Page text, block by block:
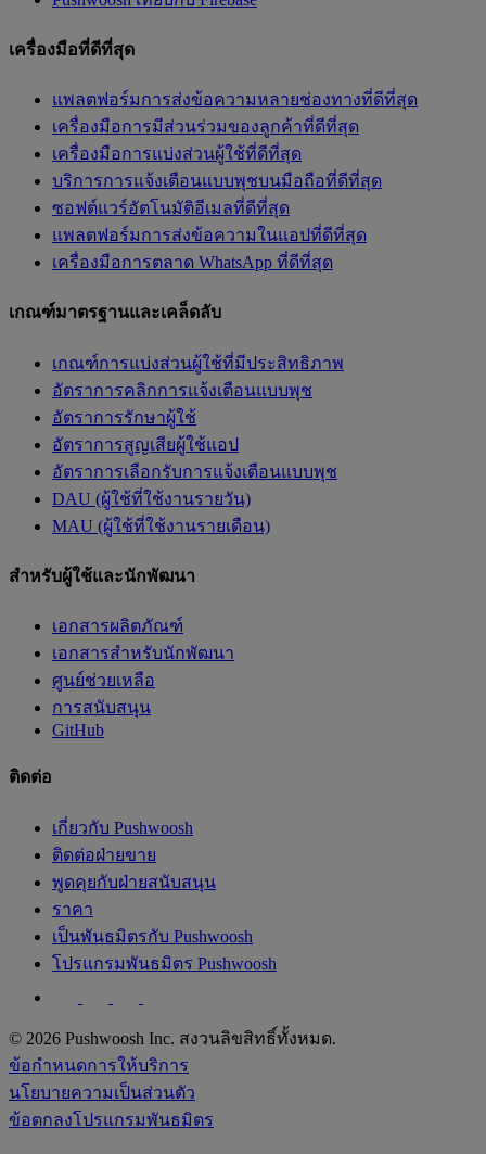
เครื่องมือที่ดีที่สุด
แพลตฟอร์มการส่งข้อความหลายช่องทางที่ดีที่สุด
เครื่องมือการมีส่วนร่วมของลูกค้าที่ดีที่สุด
เครื่องมือการแบ่งส่วนผู้ใช้ที่ดีที่สุด
บริการการแจ้งเตือนแบบพุชบนมือถือที่ดีที่สุด
ซอฟต์แวร์อัตโนมัติอีเมลที่ดีที่สุด
แพลตฟอร์มการส่งข้อความในแอปที่ดีที่สุด
เครื่องมือการตลาด WhatsApp ที่ดีที่สุด
เกณฑ์มาตรฐานและเคล็ดลับ
เกณฑ์การแบ่งส่วนผู้ใช้ที่มีประสิทธิภาพ
อัตราการคลิกการแจ้งเตือนแบบพุช
อัตราการรักษาผู้ใช้
อัตราการสูญเสียผู้ใช้แอป
อัตราการเลือกรับการแจ้งเตือนแบบพุช
DAU (ผู้ใช้ที่ใช้งานรายวัน)
MAU (ผู้ใช้ที่ใช้งานรายเดือน)
สำหรับผู้ใช้และนักพัฒนา
เอกสารผลิตภัณฑ์
เอกสารสำหรับนักพัฒนา
ศูนย์ช่วยเหลือ
การสนับสนุน
GitHub
ติดต่อ
เกี่ยวกับ Pushwoosh
ติดต่อฝ่ายขาย
พูดคุยกับฝ่ายสนับสนุน
ราคา
เป็นพันธมิตรกับ Pushwoosh
โปรแกรมพันธมิตร Pushwoosh
© 2026 Pushwoosh Inc. สงวนลิขสิทธิ์ทั้งหมด.
ข้อกำหนดการให้บริการ
นโยบายความเป็นส่วนตัว
ข้อตกลงโปรแกรมพันธมิตร